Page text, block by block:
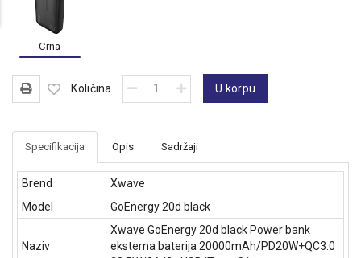
Crna
Količina U korpu
Specifikacija Opis Sadržaji
Brend
Xwave
Model
GoEnergy 20d black
Naziv
Xwave GoEnergy 20d black Power bank
eksterna baterija 20000mAh/PD20W+QC3.0